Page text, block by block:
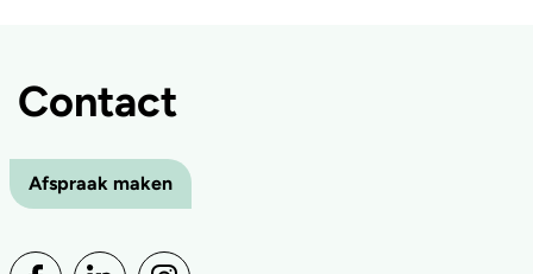
Contact
Afspraak maken